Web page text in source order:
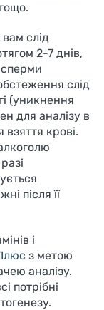
слід
2-7 днів,
слід
(уникнення
для аналізу в
крові.
після її
і
з метою
аналізу.
потрібні